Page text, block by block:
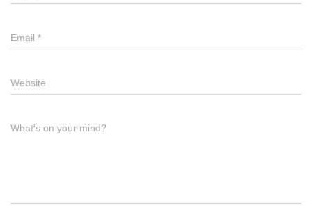
Email *
Website
What's on your mind?